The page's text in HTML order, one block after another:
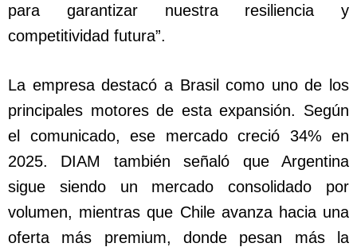
para garantizar nuestra resiliencia y
competitividad futura”.
La empresa destacó a Brasil como uno de los
principales motores de esta expansión. Según
el comunicado, ese mercado creció 34% en
2025. DIAM también señaló que Argentina
sigue siendo un mercado consolidado por
volumen, mientras que Chile avanza hacia una
oferta más premium, donde pesan más la